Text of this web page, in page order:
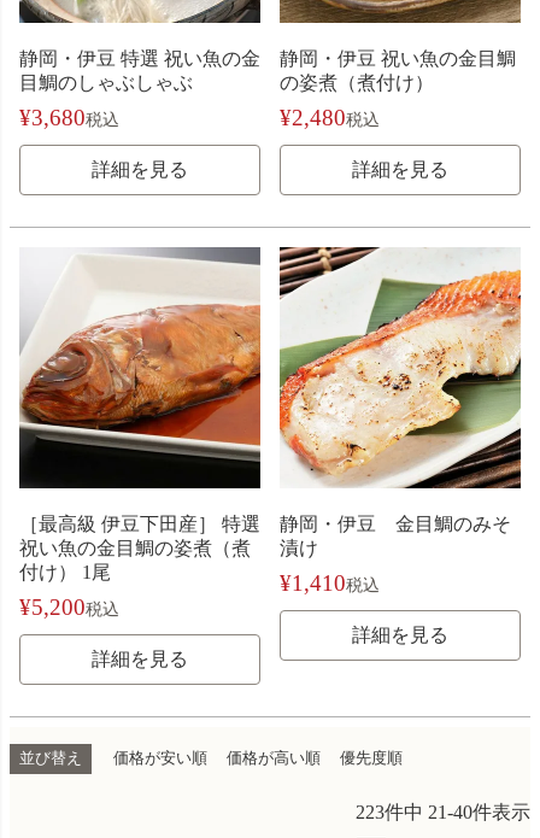
静岡・伊豆 特選 祝い魚の金
目鯛のしゃぶしゃぶ
¥3,680税込
詳細を見る
静岡・伊豆 祝い魚の金目鯛
の姿煮（煮付け）
¥2,480税込
詳細を見る
［最高級 伊豆下田産］ 特選
祝い魚の金目鯛の姿煮（煮
付け） 1尾
¥5,200税込
詳細を見る
静岡・伊豆 金目鯛のみそ
漬け
¥1,410税込
詳細を見る
並び替え 価格が安い順 価格が高い順 優先度順
223件中 21-40件表示